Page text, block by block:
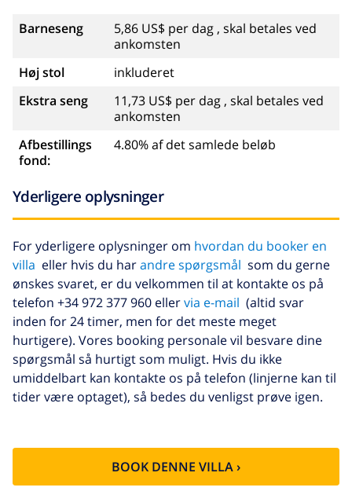
Barneseng
5,86 US$ per dag , skal betales ved
ankomsten
Høj stol
inkluderet
Ekstra seng
11,73 US$ per dag , skal betales ved
ankomsten
Afbestillings
fond:
4.80% af det samlede beløb
Yderligere oplysninger
For yderligere oplysninger om hvordan du booker en
villa eller hvis du harandre spørgsmål som du gerne
ønskes svaret, er du velkommen til at kontakte os på
telefon +34 972 377 960 ellervia e-mail (altid svar
inden for 24 timer, men for det meste meget
hurtigere). Vores booking personale vil besvare dine
spørgsmål så hurtigt som muligt. Hvis du ikke
umiddelbart kan kontakte os på telefon (linjerne kan til
tider være optaget), så bedes du venligst prøve igen.
BOOK DENNE VILLA ›